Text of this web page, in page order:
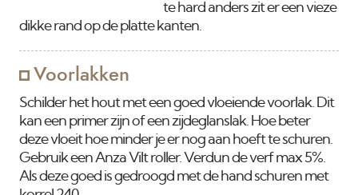
te hard anders zit er een vieze
dikke rand op de platte kanten.
Voorlakken
Schilder het hout met een goed vloeiende voorlak. Dit
kan een primer zijn of een zijdeglanslak. Hoe beter
deze vloeit hoe minder je er nog aan hoeft te schuren.
Gebruik een Anza Vilt roller. Verdun de verf max 5%.
Als deze goed is gedroogd met de hand schuren met